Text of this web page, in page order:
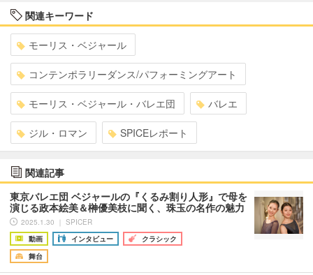
関連キーワード
モーリス・ベジャール
コンテンポラリーダンス/パフォーミングアート
モーリス・ベジャール・バレエ団 バレエ
ジル・ロマン SPICEレポート
関連記事
東京バレエ団 ベジャールの『くるみ割り人形』で母を
演じる政本絵美＆榊優美枝に聞く、珠玉の名作の魅力
2025.1.30 ｜ SPICER
動画
インタビュー
クラシック
舞台